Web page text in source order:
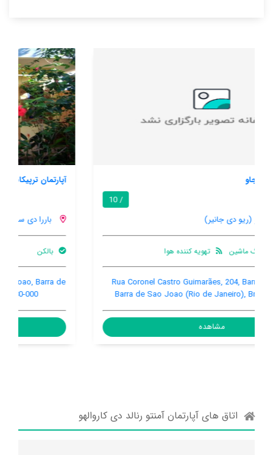
باررا دی ساو جاو (ریو دی جانیر)
بالکن
Rua Frederico Silva Souto, 540, Barra de Sao Joao, Barra de
Sao Joao (Rio de Janeiro), Brazil, 28880-000
اتاق های آپارتمان آمنتو رنالد دی کاروالهو